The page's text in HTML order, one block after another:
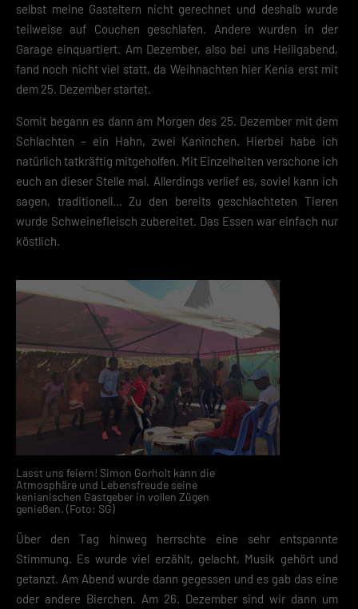
selbst meine Gasteltern nicht gerechnet und deshalb wurde
teilweise auf Couchen geschlafen. Andere wurden in der
Garage einquartiert. Am Dezember, also bei uns Heiligabend,
fand noch nicht viel statt, da Weihnachten hier Kenia erst mit
dem 25. Dezember startet.
Somit begann es dann am Morgen des 25. Dezember mit dem
Schlachten – ein Hahn, zwei Kaninchen. Hierbei habe ich
natürlich tatkräftig mitgeholfen. Mit Einzelheiten verschone ich
euch an dieser Stelle mal. Allerdings verlief es, soviel kann ich
sagen, traditionell… Zu den bereits geschlachteten Tieren
wurde Schweinefleisch zubereitet. Das Essen war einfach nur
köstlich.
Lasst uns feiern! Simon Gorholt kann die
Atmosphäre und Lebensfreude seine
kenianischen Gastgeber in vollen Zügen
genießen. (Foto: SG)
Über den Tag hinweg herrschte eine sehr entspannte
Stimmung. Es wurde viel erzählt, gelacht, Musik gehört und
getanzt. Am Abend wurde dann gegessen und es gab das eine
oder andere Bierchen. Am 26. Dezember sind wir dann um
Datenschutzeinstellungen
Essenziell (2)
einwandfreie Funktion der Website erforderlich.
Datenschutzerklärung